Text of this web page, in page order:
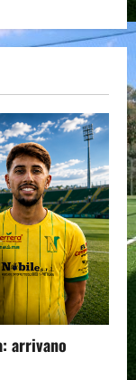
arrivano